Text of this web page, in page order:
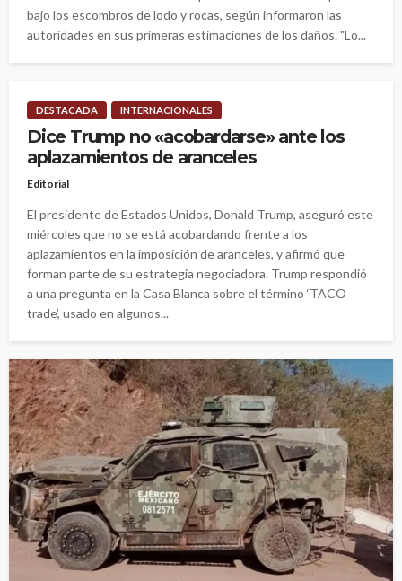
bajo los escombros de lodo y rocas, según informaron las
autoridades en sus primeras estimaciones de los daños. "Lo...
DESTACADA INTERNACIONALES
Dice Trump no «acobardarse» ante los
aplazamientos de aranceles
Editorial
El presidente de Estados Unidos, Donald Trump, aseguró este
miércoles que no se está acobardando frente a los
aplazamientos en la imposición de aranceles, y afirmó que
forman parte de su estrategia negociadora. Trump respondió
a una pregunta en la Casa Blanca sobre el término ‘TACO
trade’, usado en algunos...